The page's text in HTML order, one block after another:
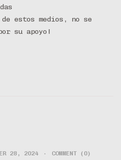
estos medios, no se
su apoyo!
28, 2024 COMMENT (0)